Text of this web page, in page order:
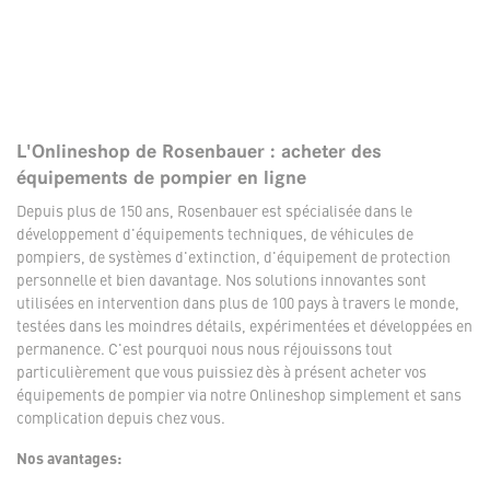
L'Onlineshop de Rosenbauer : acheter des
équipements de pompier en ligne
Depuis plus de 150 ans, Rosenbauer est spécialisée dans le
développement d'équipements techniques, de véhicules de
pompiers, de systèmes d'extinction, d'équipement de protection
personnelle et bien davantage. Nos solutions innovantes sont
utilisées en intervention dans plus de 100 pays à travers le monde,
testées dans les moindres détails, expérimentées et développées en
permanence. C'est pourquoi nous nous réjouissons tout
particulièrement que vous puissiez dès à présent acheter vos
équipements de pompier via notre Onlineshop simplement et sans
complication depuis chez vous.
Nos avantages: